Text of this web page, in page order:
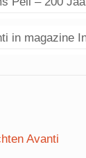
in magazine
Avanti